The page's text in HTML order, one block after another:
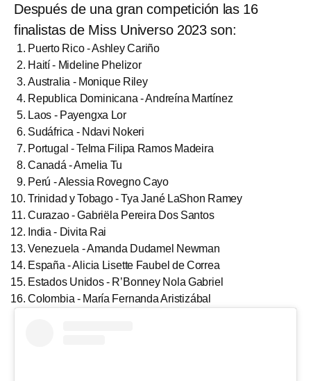
Después de una gran competición las 16
finalistas de Miss Universo 2023 son:
Puerto Rico - Ashley Cariño
Haití - Mideline Phelizor
Australia - Monique Riley
Republica Dominicana - Andreína Martínez
Laos - Payengxa Lor
Sudáfrica - Ndavi Nokeri
Portugal - Telma Filipa Ramos Madeira
Canadá - Amelia Tu
Perú - Alessia Rovegno Cayo
Trinidad y Tobago - Tya Jané LaShon Ramey
Curazao - Gabriëla Pereira Dos Santos
India - Divita Rai
Venezuela - Amanda Dudamel Newman
España - Alicia Lisette Faubel de Correa
Estados Unidos - R’Bonney Nola Gabriel
Colombia - María Fernanda Aristizábal